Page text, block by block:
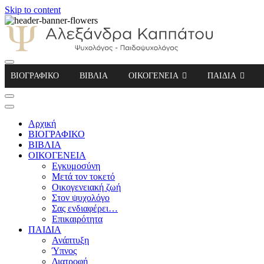
Skip to content
Αλεξάνδρα Καππάτου Ψυχολόγος –
ΒΙΟΓΡΑΦΙΚΟ ΒΙΒΛΙΑ ΟΙΚΟΓΕΝΕΙΑ ΠΑΙΔΙΑ
Αρχική
ΒΙΟΓΡΑΦΙΚΟ
ΒΙΒΛΙΑ
ΟΙΚΟΓΕΝΕΙΑ
Εγκυμοσύνη
Μετά τον τοκετό
Οικογενειακή ζωή
Στον ψυχολόγο
Σας ενδιαφέρει…
Επικαιρότητα
ΠΑΙΔΙΑ
Ανάπτυξη
Ύπνος
Διατροφή